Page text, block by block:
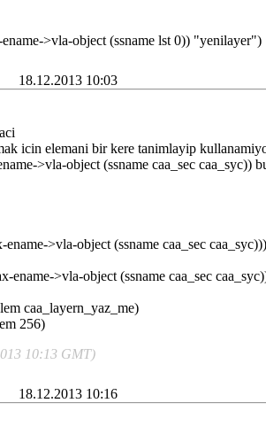
>vla-object (ssname lst 0)) "yenilayer")
18.12.2013 10:03
icin elemani bir kere tanimlayip
>vla-object (ssname caa_sec caa_syc))
>vla-object (ssname caa_sec
ename->vla-object (ssname caa_sec
caa_layern_yaz_me)
256)
10:13 GMT)
18.12.2013 10:16